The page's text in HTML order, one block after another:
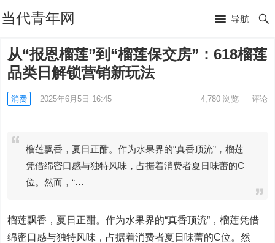
当代青年网 导航
从“报恩榴莲”到“榴莲保交房”：618榴莲
品类日解锁营销新玩法
消费 2025年6月5日 16:45 4,780浏览 评论
榴莲飘香，夏日正酣。作为水果界的“真香顶流”，榴莲
凭借绵密口感与独特风味，占据着消费者夏日味蕾的C
位。然而，“…
榴莲飘香，夏日正酣。作为水果界的“真香顶流”，榴莲凭借
绵密口感与独特风味，占据着消费者夏日味蕾的C位。然